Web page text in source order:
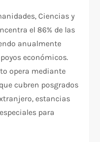
Ciencias y
el 86% de las
anualmente
económicos.
opera mediante
cubren posgrados
estancias
para